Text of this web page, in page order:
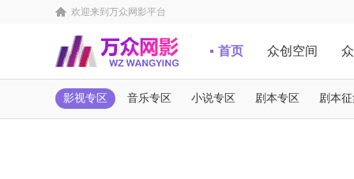
欢迎来到万众网影平台
首页 众创空间
影视专区 音乐专区 小说专区 剧本专区 剧本